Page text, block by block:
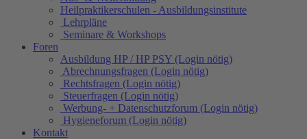
Heilpraktikerschulen - Ausbildungsinstitute
Lehrpläne
Seminare & Workshops
Foren
Ausbildung HP / HP PSY (Login nötig)
Abrechnungsfragen (Login nötig)
Rechtsfragen (Login nötig)
Steuerfragen (Login nötig)
Werbung- + Datenschutzforum (Login nötig)
Hygieneforum (Login nötig)
Kontakt